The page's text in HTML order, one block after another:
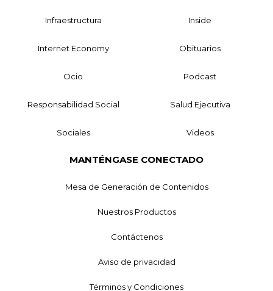
Infraestructura Inside
Internet Economy Obituarios
Ocio Podcast
Responsabilidad Social Salud Ejecutiva
Sociales Videos
MANTÉNGASE CONECTADO
Mesa de Generación de Contenidos
Nuestros Productos
Contáctenos
Aviso de privacidad
Términos y Condiciones